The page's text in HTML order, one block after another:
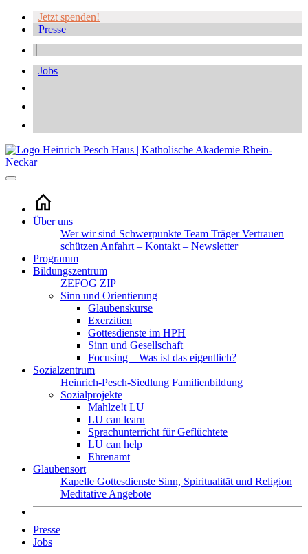
Jetzt spenden!
Presse
Jobs
Über uns
Wer wir sind Schwerpunkte Team TrägerVertrauen
schützen Anfahrt – Kontakt – Newsletter
Programm
Bildungszentrum
ZEFOG ZIP
Sinn und Orientierung
Glaubenskurse
Exerzitien
Gottesdienste im HPH
Sinn und Gesellschaft
Focusing – Was ist das eigentlich?
Sozialzentrum
Heinrich-Pesch-Siedlung Familienbildung
Sozialprojekte
Mahlze!t LU
LU can learn
Sprachunterricht für Geflüchtete
LU can help
Ehrenamt
Glaubensort
Kapelle Gottesdienste Sinn, Spiritualität und Religion
Meditative Angebote
Presse
Jobs